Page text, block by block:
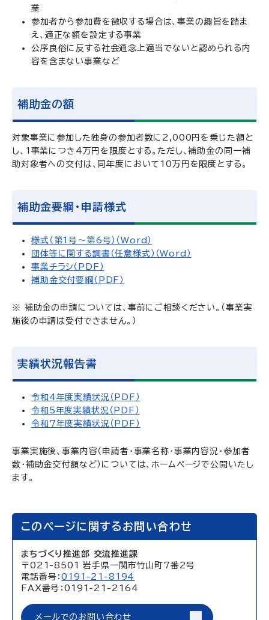
業
参加者から参加費を徴収する場合は、事業の趣旨を踏ま
え、適正な額を設定する事業
公序良俗に反する社会通念上適当でないと認められる内
容を含まない事業など
補助金の額
対象事業に参加した独身の参加者数に2,000円を乗じた額と
し、1事業につき4万円を限度とする。ただし、補助金の同一補
助対象者への交付は、同年度において10万円を限度とする。
補助金要綱・申請様式
様式（第1号～第6号）（Word）
団体等に関する調書（任意様式）（Word）
事業チラシ（PDF）
補助金交付要綱（PDF）
※ 補助金の申請については、事前にご相談ください。（事業実
施後の申請は受付できません。）
実績状況報告書
令和4年度実績状況（PDF）
令和5年度実績状況（PDF）
令和７年度実績状況（PDF）
事業実施後、事業内容（申請者・事業名称・事業内容況・参加者
数・補助金交付額など）については、ホームページで公開いたし
ます。
このページに関するお問い合わせ
まちづくり推進部 交流推進課
〒021-8501 岩手県一関市竹山町7番2号
電話番号：0191-21-8194
FAX番号：0191-21-2164
メールでのお問い合わせ